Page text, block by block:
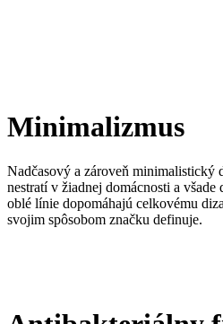
Minimalizmus
Nadčasový a zároveň minimalistický
nestratí v žiadnej domácnosti a všade
oblé línie dopomáhajú celkovému
svojim spôsobom značku definuje.